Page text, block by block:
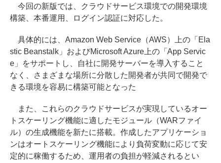
今回の新版では、クラウドサービス環境での開発環境
構築、本番運用、ログイン認証に対応した。
具体的には、Amazon Web Service（AWS）上の「Ela
stic Beanstalk」およびMicrosoft Azure上の「App Servic
e」をサポートし、自社に開発サーバーを導入すること
なく、さまざまな場所に分散した開発者が共同で開発で
きる環境を容易に構築可能となった
また、これらのクラウドサービスが実現しているオー
トスケーリング機能に適したモジュール（WARファイ
ル）の生成機能を新たに搭載。作成したアプリケーショ
ンはオートスケーリング機能により負荷変動に応じて安
定的に稼働するため、運用者の負担が軽減されるとい